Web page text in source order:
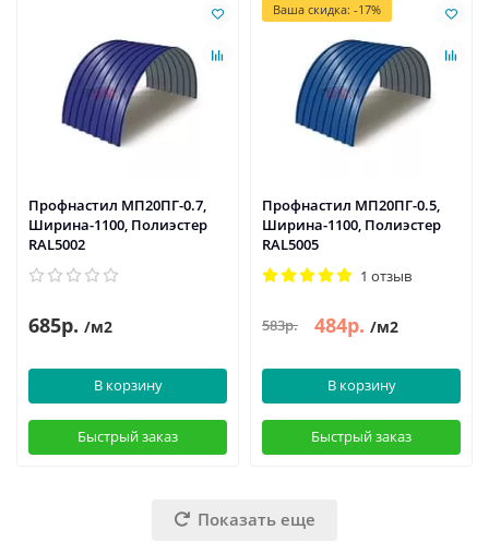
Профнастил МП20ПГ-0.7,
Ширина-1100, Полиэстер
RAL5002
685р. /м2
В корзину
Быстрый заказ
Ваша скидка: -17%
Профнастил МП20ПГ-0.5,
Ширина-1100, Полиэстер
RAL5005
1 отзыв
583р. 484р. /м2
В корзину
Быстрый заказ
Показать еще